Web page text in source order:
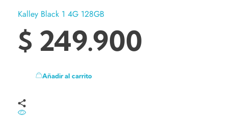
Kalley Black 1 4G 128GB
$ 249.900
Añadir al carrito